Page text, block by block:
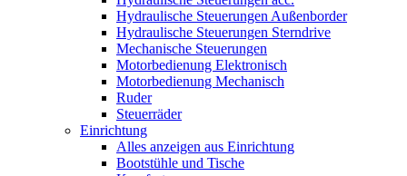
Hydraulische Steuerungen Außenborder
Hydraulische Steuerungen Sterndrive
Mechanische Steuerungen
Motorbedienung Elektronisch
Motorbedienung Mechanisch
Ruder
Steuerräder
Einrichtung
Alles anzeigen aus Einrichtung
Bootstühle und Tische